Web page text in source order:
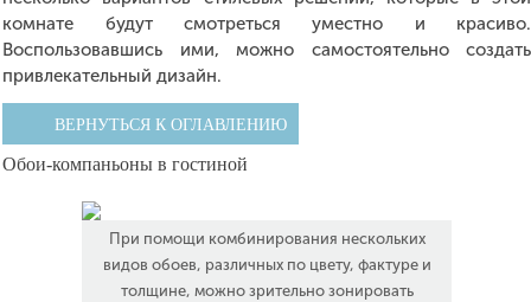
комнате будут смотреться уместно и красиво.
Воспользовавшись ими, можно самостоятельно создать
привлекательный дизайн.
ВЕРНУТЬСЯ К ОГЛАВЛЕНИЮ
Обои-компаньоны в гостиной
При помощи комбинирования нескольких
видов обоев, различных по цвету, фактуре и
толщине, можно зрительно зонировать